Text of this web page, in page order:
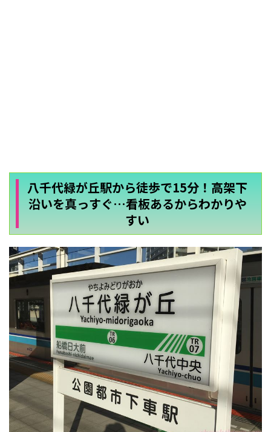
八千代緑が丘駅から徒歩で15分！高架下
沿いを真っすぐ…看板あるからわかりや
すい